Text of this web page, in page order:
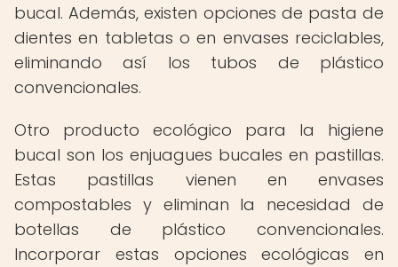
bucal. Además, existen opciones de pasta de
dientes en tabletas o en envases reciclables,
eliminando así los tubos de plástico
convencionales.
Otro producto ecológico para la higiene
bucal son los enjuagues bucales en pastillas.
Estas pastillas vienen en envases
compostables y eliminan la necesidad de
botellas de plástico convencionales.
Incorporar estas opciones ecológicas en